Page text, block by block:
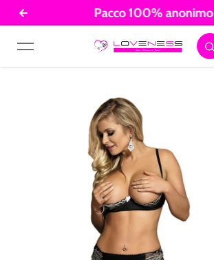
Salta al contenuto Pacco 100% anonimo